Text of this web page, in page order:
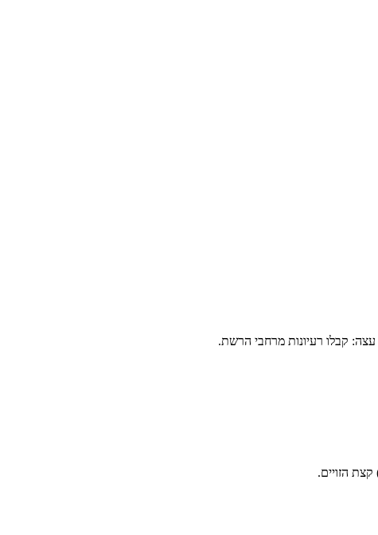
קבלו רעיונות מרחבי הרשת.
הזויים.